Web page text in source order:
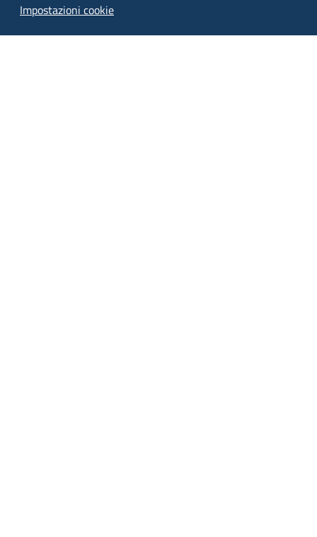
Impostazioni cookie